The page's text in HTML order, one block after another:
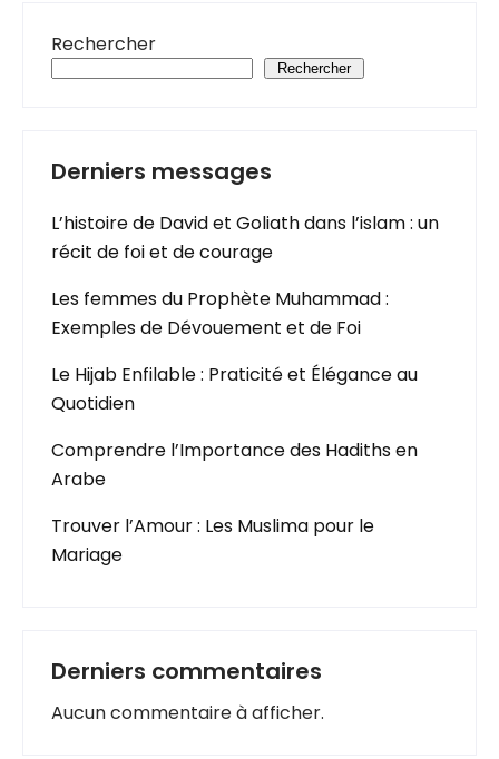
Rechercher
Rechercher
Derniers messages
L’histoire de David et Goliath dans l’islam : un
récit de foi et de courage
Les femmes du Prophète Muhammad :
Exemples de Dévouement et de Foi
Le Hijab Enfilable : Praticité et Élégance au
Quotidien
Comprendre l’Importance des Hadiths en
Arabe
Trouver l’Amour : Les Muslima pour le
Mariage
Derniers commentaires
Aucun commentaire à afficher.